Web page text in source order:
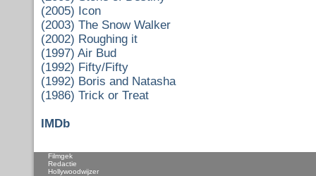
(2005) Icon
(2003) The Snow Walker
(2002) Roughing it
(1997) Air Bud
(1992) Fifty/Fifty
(1992) Boris and Natasha
(1986) Trick or Treat
IMDb
Filmgek
Redactie
Hollywoodwijzer